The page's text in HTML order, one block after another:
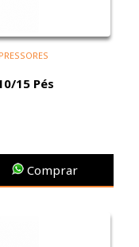
15 Pés
Comprar